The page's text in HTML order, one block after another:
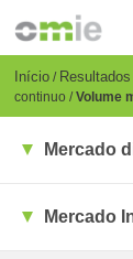
para
conteúdo
principal
Breadcrumb
Início
continuo Volume
Mercado
Mercado